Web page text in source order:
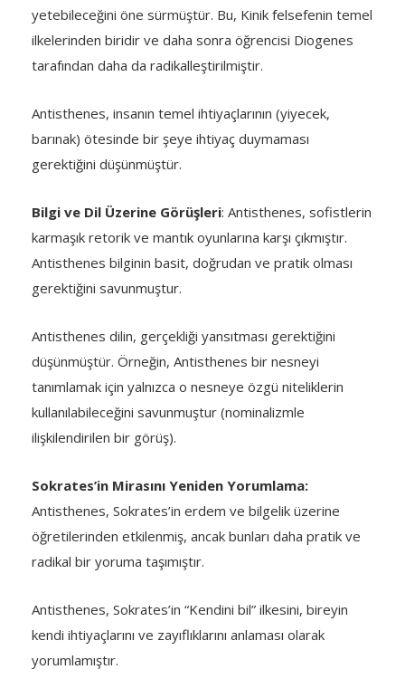
yetebileceğini öne sürmüştür. Bu, Kinik felsefenin temel
ilkelerinden biridir ve daha sonra öğrencisi Diogenes
tarafından daha da radikalleştirilmiştir.
Antisthenes, insanın temel ihtiyaçlarının (yiyecek,
barınak) ötesinde bir şeye ihtiyaç duymaması
gerektiğini düşünmüştür.
Bilgi ve Dil Üzerine Görüşleri: Antisthenes, sofistlerin
karmaşık retorik ve mantık oyunlarına karşı çıkmıştır.
Antisthenes bilginin basit, doğrudan ve pratik olması
gerektiğini savunmuştur.
Antisthenes dilin, gerçekliği yansıtması gerektiğini
düşünmüştür. Örneğin, Antisthenes bir nesneyi
tanımlamak için yalnızca o nesneye özgü niteliklerin
kullanılabileceğini savunmuştur (nominalizmle
ilişkilendirilen bir görüş).
Sokrates’in Mirasını Yeniden Yorumlama:
Antisthenes, Sokrates’in erdem ve bilgelik üzerine
öğretilerinden etkilenmiş, ancak bunları daha pratik ve
radikal bir yoruma taşımıştır.
Antisthenes, Sokrates’in “Kendini bil” ilkesini, bireyin
kendi ihtiyaçlarını ve zayıflıklarını anlaması olarak
yorumlamıştır.